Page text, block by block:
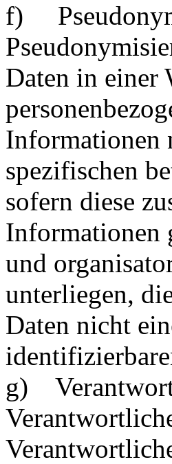
f)
Daten in einer
Informationen
spezifischen
sofern diese
Informationen
und
unterliegen,
Daten nicht
g)